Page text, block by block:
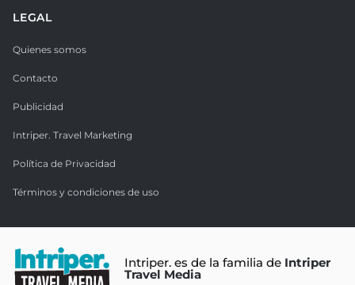
LEGAL
Quienes somos
Contacto
Publicidad
Intriper. Travel Marketing
Política de Privacidad
Términos y condiciones de uso
Intriper. es de la familia de Intriper
Travel Media